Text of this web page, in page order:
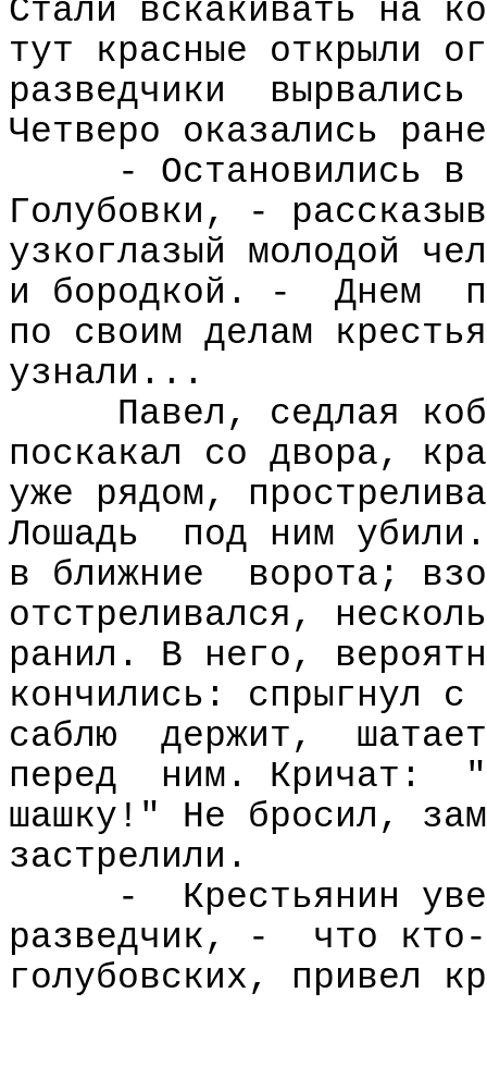
Стали вскакивать на
тут красные открыли
разведчики
Четверо оказались
- Остановились
Голубовки, -
узкоглазый молодой
и бородкой. -
Днем
по своим делам
узнали...
Павел, седлая
поскакал со двора,
уже рядом,
Лошадь
под ним
в ближние
ворота;
отстреливался,
ранил. В него,
кончились: спрыгнул с
саблю
держит,
перед
ним. Кричат:
шашку!" Не бросил,
застрелили.
-
Крестьянин
разведчик, -
что
голубовских, привел